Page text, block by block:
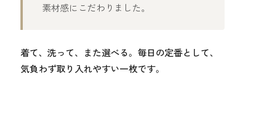
素材感にこだわりました。
着て、洗って、また選べる。毎日の定番として、
気負わず取り入れやすい一枚です。